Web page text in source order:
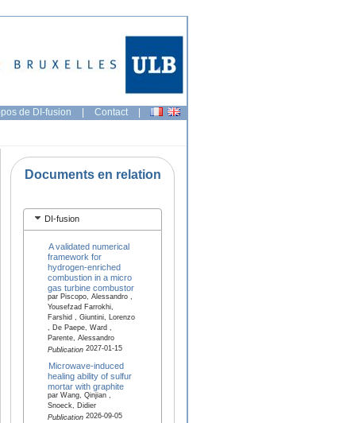
de DI-fusion | Contact |
Documents en relation
DI-fusion
A validated numerical
framework for
hydrogen-enriched
combustion in a micro
gas turbine combustor
par Piscopo, Alessandro ,
Yousefzad Farrokhi,
Farshid , Giuntini, Lorenzo
, De Paepe, Ward ,
Parente, Alessandro
Publication2027-01-15
Microwave-induced
healing ability of sulfur
mortar with graphite
par Wang, Qinjian ,
Snoeck, Didier
Publication2026-09-05